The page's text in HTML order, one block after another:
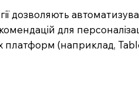
дозволяють
для
(наприклад,